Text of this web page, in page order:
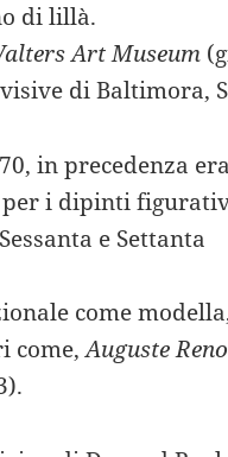
di lillà.
Art Museum
di Baltimora,
in precedenza
per i dipinti
e Settanta
come
come,Auguste